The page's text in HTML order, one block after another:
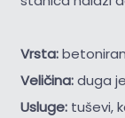
Vrsta:
Veličina:duga
Usluge: tuševi,